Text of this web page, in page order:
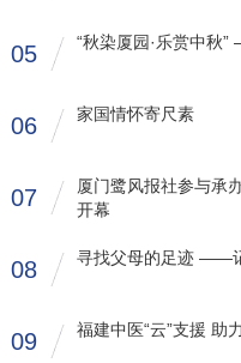
05 “秋染厦园·乐赏中秋
06 家国情怀寄尺素
07
厦门鹭风报社参与承
开幕
08 寻找父母的足迹 ——
09 福建中医“云”支援 助